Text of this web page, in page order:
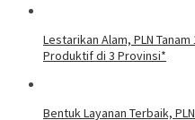
Lestarikan Alam, PLN
Produktif di 3 Provinsi*
Bentuk Layanan Terbaik,